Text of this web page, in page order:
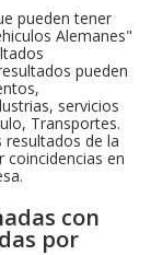
pueden tener
Alemanes"
pueden
servicios
Transportes.
de la
en
con
por